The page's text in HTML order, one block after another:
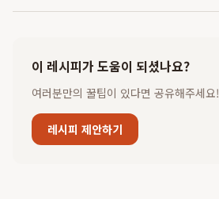
이 레시피가 도움이 되셨나요?
여러분만의 꿀팁이 있다면 공유해주세요!
레시피 제안하기